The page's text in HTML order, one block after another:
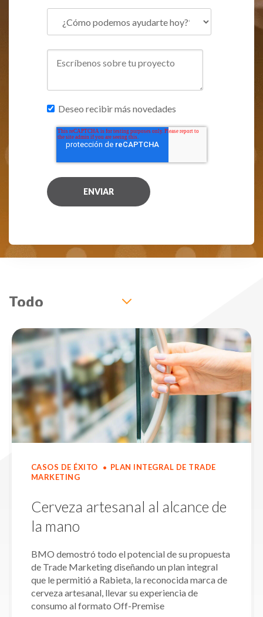
Deseo recibir más novedades
CASOS DE ÉXITO •
PLAN INTEGRAL DE TRADE
MARKETING
Cerveza artesanal al alcance de
la mano
BMO demostró todo el potencial de su propuesta
de Trade Marketing diseñando un plan integral
que le permitió a Rabieta, la reconocida marca de
cerveza artesanal, llevar su experiencia de
consumo al formato Off-Premise